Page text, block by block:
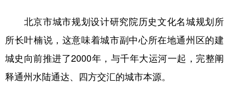
北京市城市规划设计研究院历史文化名城规划所
所长叶楠说，这意味着城市副中心所在地通州区的建
城史向前推进了2000年，与千年大运河一起，完整阐
释通州水陆通达、四方交汇的城市本源。